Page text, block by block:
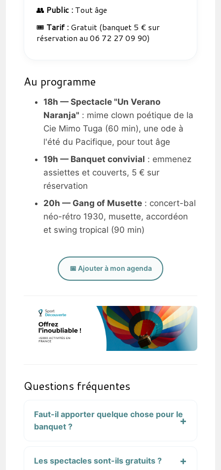
👥 Public : Tout âge
🎟️ Tarif : Gratuit (banquet 5 € sur
réservation au 06 72 27 09 90)
Au programme
18h — Spectacle "Un Verano
Naranja" : mime clown poétique de la
Cie Mimo Tuga (60 min), une ode à
l'été du Pacifique, pour tout âge
19h — Banquet convivial : emmenez
assiettes et couverts, 5 € sur
réservation
20h — Gang of Musette : concert-bal
néo-rétro 1930, musette, accordéon
et swing tropical (90 min)
📅 Ajouter à mon agenda
Questions fréquentes
Faut-il apporter quelque chose pour le
banquet ?
Les spectacles sont-ils gratuits ?